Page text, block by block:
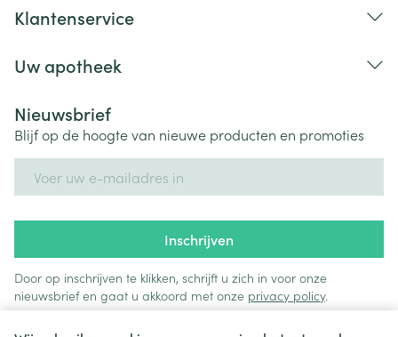
Klantenservice
Uw apotheek
Nieuwsbrief
Blijf op de hoogte van nieuwe producten en promoties
Inschrijven
Door op inschrijven te klikken, schrijft u zich in voor onze
nieuwsbrief en gaat u akkoord met onze privacy policy.